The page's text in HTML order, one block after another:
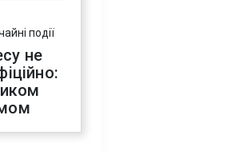
події
не